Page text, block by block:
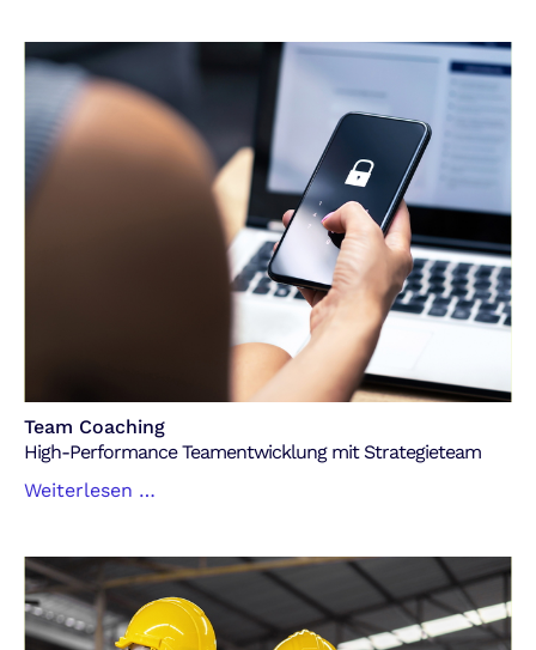
Team Coaching
High-Performance Teamentwicklung mit Strategieteam
Weiterlesen …
mit
Strategieteam